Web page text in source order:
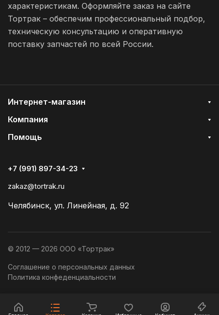
характеристикам. Оформляйте заказ на сайте
Тортрак – обеспечим профессиональный подбор,
техническую консультацию и оперативную
поставку запчастей по всей России.
Интернет-магазин
Компания
Помощь
+7 (991) 897-34-23
zakaz@tortrak.ru
Челябинск, ул. Линейная, д. 92
© 2012 — 2026 ООО «Тортрак»
Соглашение о персональных данных
Политика конфеденциальности